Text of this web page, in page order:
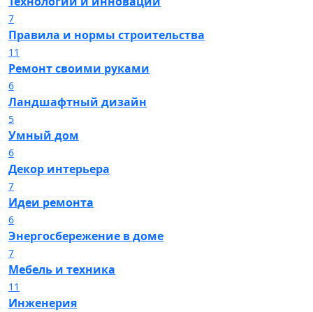
7
Правила и нормы строительства
11
Ремонт своими руками
6
Ландшафтный дизайн
5
Умный дом
6
Декор интерьера
7
Идеи ремонта
6
Энергосбережение в доме
7
Мебель и техника
11
Инженерия